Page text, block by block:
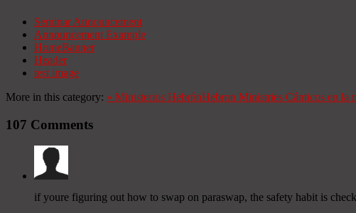
Seminar Announcement
Announcement Example
HomeBanner
Header
test image
More in this category: « Ministerios HebrónHebron Ministries Cánticos en la
107 Comments
if youre figuring out how to swap on paraswap, the safety habit is